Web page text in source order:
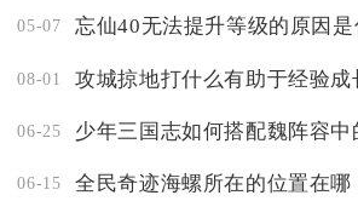
05-07 忘仙40无法提升等级的原因是
08-01 攻城掠地打什么有助于经验成
06-25
06-15 全民奇迹海螺所在的位置在哪